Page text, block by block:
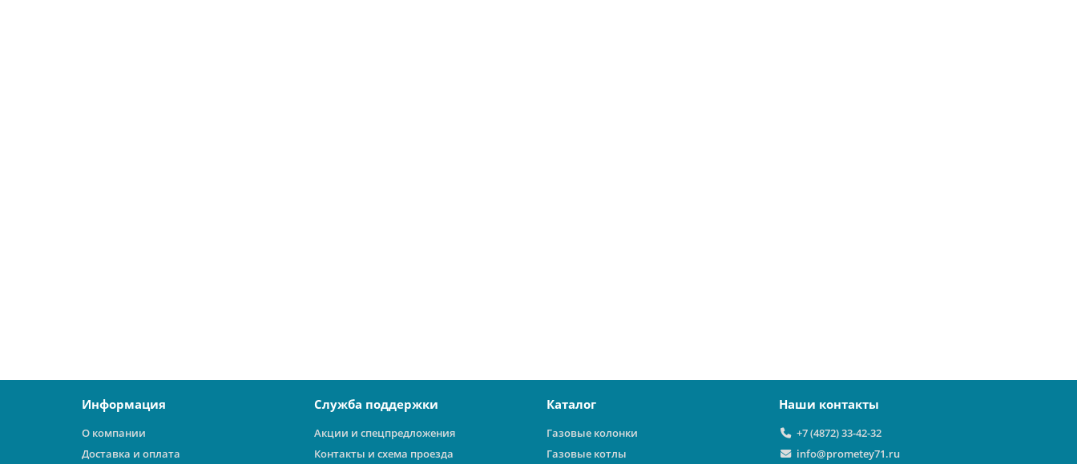
Информация
О компании
Доставка и оплата
Служба поддержки
Акции и спецпредложения
Контакты и схема проезда
Каталог
Газовые колонки
Газовые котлы
Наши контакты
+7 (4872) 33-42-32
info@prometey71.ru